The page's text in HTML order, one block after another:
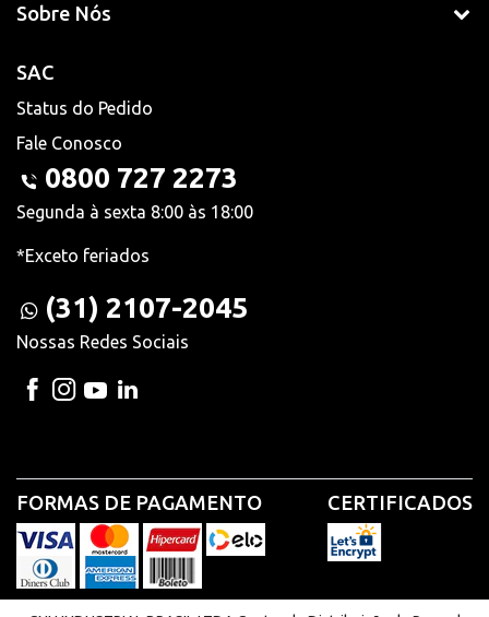
Sobre Nós
SAC
Status do Pedido
Fale Conosco
0800 727 2273
Segunda à sexta 8:00 às 18:00
*Exceto feriados
(31) 2107-2045
Nossas Redes Sociais
FORMAS DE PAGAMENTO CERTIFICADOS